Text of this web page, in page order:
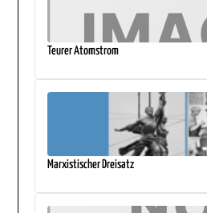
Teurer Atomstrom
Marxistischer Dreisatz